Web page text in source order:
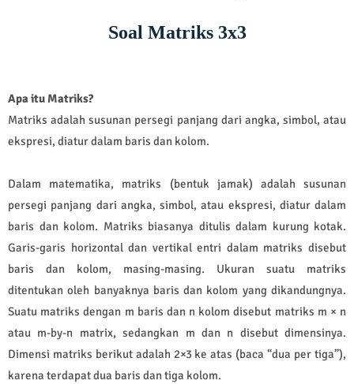
Soal Matriks 3x3
Apa itu Matriks?
Matriks adalah susunan persegi panjang dari angka, simbol, atau
ekspresi, diatur dalam baris dan kolom.
Dalam matematika, matriks (bentuk jamak) adalah susunan
persegi panjang dari angka, simbol, atau ekspresi, diatur dalam
baris dan kolom. Matriks biasanya ditulis dalam kurung kotak.
Garis-garis horizontal dan vertikal entri dalam matriks disebut
baris dan kolom, masing-masing. Ukuran suatu matriks
ditentukan oleh banyaknya baris dan kolom yang dikandungnya.
Suatu matriks dengan m baris dan n kolom disebut matriks m × n
atau m-by-n matrix, sedangkan m dan n disebut dimensinya.
Dimensi matriks berikut adalah 2×3 ke atas (baca “dua per tiga”),
karena terdapat dua baris dan tiga kolom.